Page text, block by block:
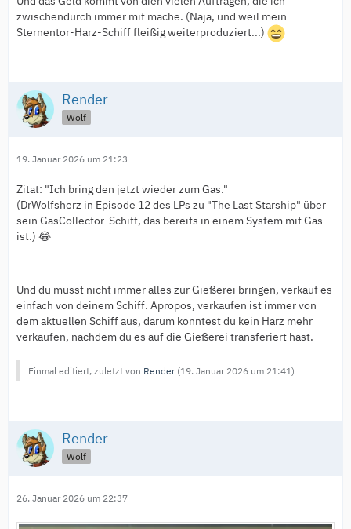
zwischendurch immer mit mache. (Naja, und weil mein
Sternentor-Harz-Schiff fleißig weiterproduziert...)
Render
Wolf
19. Januar 2026 um 21:23
Zitat: "Ich bring den jetzt wieder zum Gas."
(DrWolfsherz in Episode 12 des LPs zu "The Last Starship" über
sein GasCollector-Schiff, das bereits in einem System mit Gas
ist.) 😂
Und du musst nicht immer alles zur Gießerei bringen, verkauf es
einfach von deinem Schiff. Apropos, verkaufen ist immer von
dem aktuellen Schiff aus, darum konntest du kein Harz mehr
verkaufen, nachdem du es auf die Gießerei transferiert hast.
Einmal editiert, zuletzt von Render(19. Januar 2026 um 21:41)
Render
Wolf
26. Januar 2026 um 22:37